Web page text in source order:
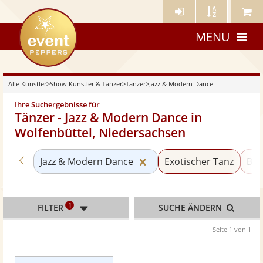
Künstler- Künstler Meine
eventpeppers
MENU
Alle Künstler>Show Künstler & Tänzer>Tänzer>Jazz & Modern Dance
Ihre Suchergebnisse für
Tänzer - Jazz & Modern Dance in
Wolfenbüttel, Niedersachsen
Zurück zu «Tänzer»
Jazz & Modern Dance Kategorie «Jazz &
Exotischer Tanz
FILTER 1 SUCHE ÄNDERN
Seite 1 von 1